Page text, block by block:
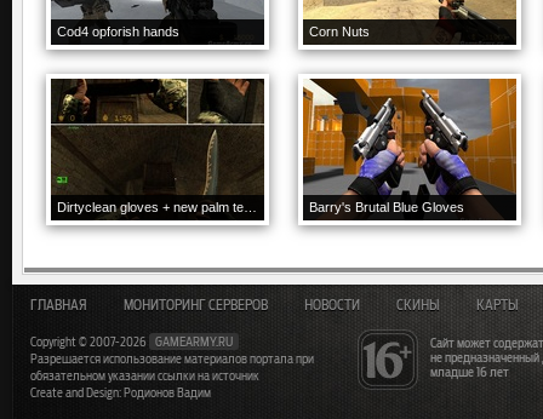
Cod4 opforish hands Corn Nuts
Barry's Brutal Blue Gloves
Сайт может
не
младше 16 лет
ГЛАВНАЯ МОНИТОРИНГ СЕРВЕРОВ НОВОСТИ СКИНЫ КАРТЫ
Copyright © 2007-2026
GAMEARMY.RU
Разрешается использование материалов портала при
обязательном указании ссылки на источник
Create and Design: Родионов Вадим